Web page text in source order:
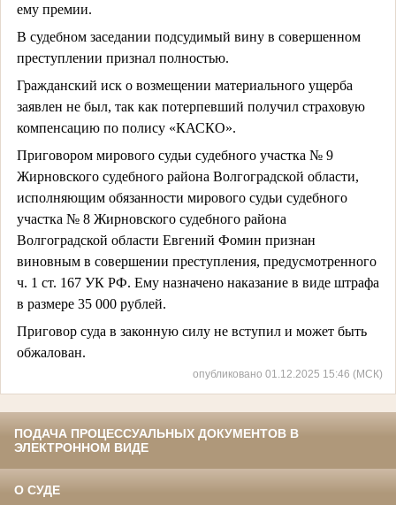
ему премии.
В судебном заседании подсудимый вину в совершенном
преступлении признал полностью.
Гражданский иск о возмещении материального ущерба
заявлен не был, так как потерпевший получил страховую
компенсацию по полису «КАСКО».
Приговором мирового судьи судебного участка № 9
Жирновского судебного района Волгоградской области,
исполняющим обязанности мирового судьи судебного
участка № 8 Жирновского судебного района
Волгоградской области Евгений Фомин признан
виновным в совершении преступления, предусмотренного
ч. 1 ст. 167 УК РФ. Ему назначено наказание в виде штрафа
в размере 35 000 рублей.
Приговор суда в законную силу не вступил и может быть
обжалован.
опубликовано 01.12.2025 15:46 (МСК)
ПОДАЧА ПРОЦЕССУАЛЬНЫХ ДОКУМЕНТОВ В
ЭЛЕКТРОННОМ ВИДЕ
О СУДЕ